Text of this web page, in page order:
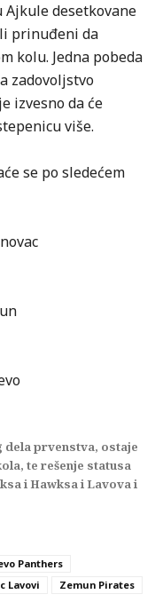
desetkovane
prinuđeni da
kolu. Jedna pobeda
zadovoljstvo
izvesno da će
više.
se po sledećem
dela prvenstva, ostaje
te rešenje statusa
i Hawksa i Lavova i
Panthers
Lavovi Zemun Pirates